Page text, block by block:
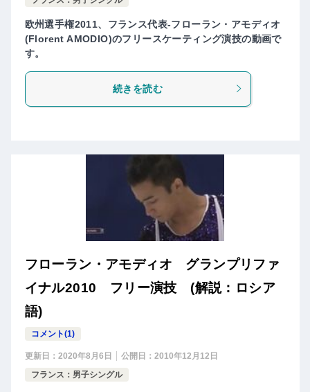
欧州選手権2011、フランス代表-フローラン・アモディオ
(Florent AMODIO)のフリースケーティング演技の動画で
す。
続きを読む
フローラン・アモディオ グランプリファ
イナル2010 フリー演技 (解説：ロシア
語)
コメント(1)
更新日： 2020年8月6日 公開日： 2010年12月12日
フランス：男子シングル